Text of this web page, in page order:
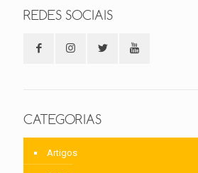
REDES SOCIAIS
CATEGORIAS
Artigos